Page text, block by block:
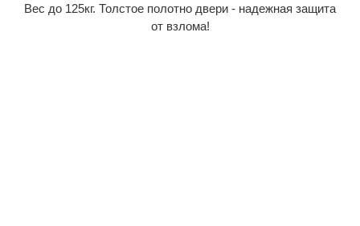
Вес до 125кг. Толстое полотно двери - надежная защита
от взлома!